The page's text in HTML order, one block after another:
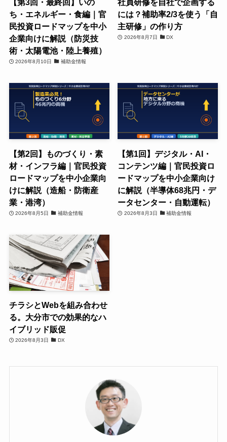
【第3回・最終回】いの
ち・エネルギー・食編｜官
民投資ロードマップを中小
企業向けに解説（防災技
術・太陽電池・陸上養殖）
2026年8月10日 補助金情報
社員研修を自社で企画する
には？補助率2/3を使う「自
主研修」の作り方
2026年8月7日 DX
【第2回】ものづくり・素
材・インフラ編｜官民投資
ロードマップを中小企業向
けに解説（造船・防衛産
業・港湾）
2026年8月5日 補助金情報
【第1回】デジタル・AI・
コンテンツ編｜官民投資ロ
ードマップを中小企業向け
に解説（半導体68兆円・デ
ータセンター・自動運転）
2026年8月3日 補助金情報
チラシとWebを組み合わせ
る。大分市での効果的なハ
イブリッド販促
2026年8月3日 DX